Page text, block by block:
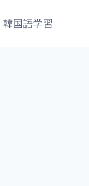
韓国語学習